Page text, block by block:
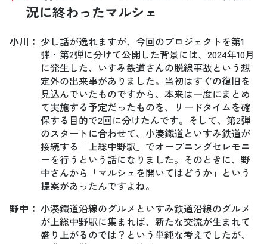
況に終わったマルシェ
小川 ： 少し話が逸れますが、今回のプロジェクトを第1
弾・第2弾に分けて公開した背景には、2024年10月
に発生した、いすみ鉄道さんの脱線事故という想
定外の出来事がありました。当初はすぐの復旧を
見込んでいたものですから、本来は一度にまとめ
て実施する予定だったものを、リードタイムを確
保する目的で2回に分けたんです。そして、第2弾
のスタートに合わせて、小湊鐵道といすみ鉄道が
接続する「上総中野駅」でオープニングセレモニ
ーを行うという話になりました。そのときに、野
中さんから「マルシェを開いてはどうか」という
提案があったんですよね。
野中 ： 小湊鐵道沿線のグルメといすみ鉄道沿線のグルメ
が上総中野駅に集まれば、新たな交流が生まれて
盛り上がるのでは？という単純な考えでしたが、